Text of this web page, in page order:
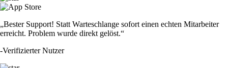
„Bester Support! Statt Warteschlange sofort einen echten Mitarbeiter
erreicht. Problem wurde direkt gelöst.“
-Verifizierter Nutzer